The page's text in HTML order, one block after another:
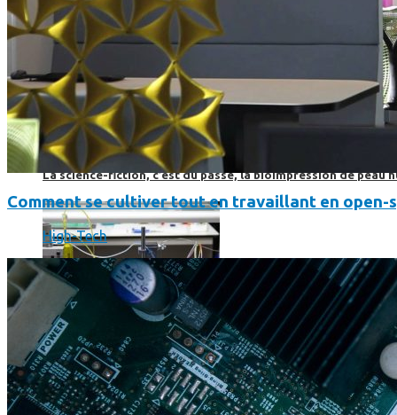
Science
Science
La science-fiction, c’est du passé, la bioimpression de peau
Comment se cultiver tout en travaillant en open-
High-Tech